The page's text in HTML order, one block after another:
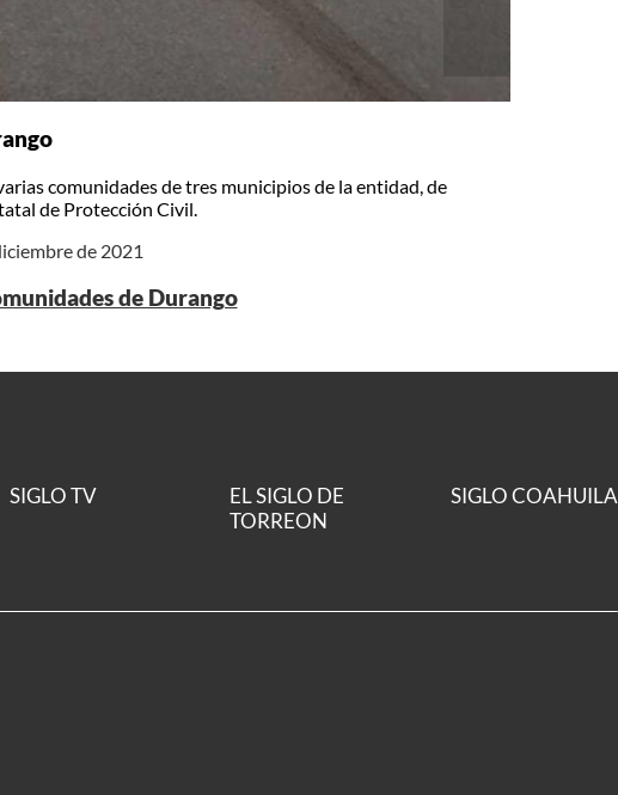
comunidades de tres municipios de la entidad, de
de Protección Civil.
de 2021
de Durango
SIGLO TV
EL SIGLO DE
TORREON
SIGLO COAHUILA